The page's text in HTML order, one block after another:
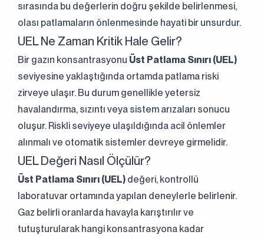
sırasında bu değerlerin doğru şekilde belirlenmesi,
olası patlamaların önlenmesinde hayati bir unsurdur.
UEL Ne Zaman Kritik Hale Gelir?
Bir gazın konsantrasyonu Üst Patlama Sınırı (UEL)
seviyesine yaklaştığında ortamda patlama riski
zirveye ulaşır. Bu durum genellikle yetersiz
havalandırma, sızıntı veya sistem arızaları sonucu
oluşur. Riskli seviyeye ulaşıldığında acil önlemler
alınmalı ve otomatik sistemler devreye girmelidir.
UEL Değeri Nasıl Ölçülür?
Üst Patlama Sınırı (UEL) değeri, kontrollü
laboratuvar ortamında yapılan deneylerle belirlenir.
Gaz belirli oranlarda havayla karıştırılır ve
tutuşturularak hangi konsantrasyona kadar